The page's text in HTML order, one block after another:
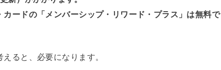
ードの「メンバーシップ・リワード・プラス」は無料で
ると、必要になります。